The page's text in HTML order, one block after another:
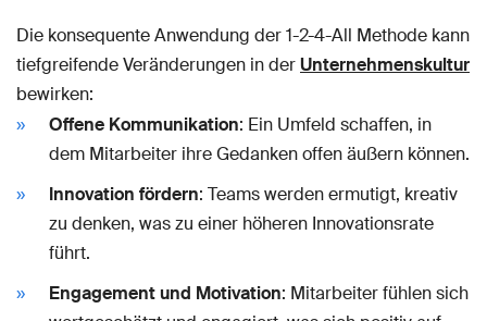
Die konsequente Anwendung der 1-2-4-All Methode kann
tiefgreifende Veränderungen in derUnternehmenskultur
bewirken:
Offene Kommunikation: Ein Umfeld schaffen, in
dem Mitarbeiter ihre Gedanken offen äußern können.
Innovation fördern: Teams werden ermutigt, kreativ
zu denken, was zu einer höheren Innovationsrate
führt.
Engagement und Motivation: Mitarbeiter fühlen sich